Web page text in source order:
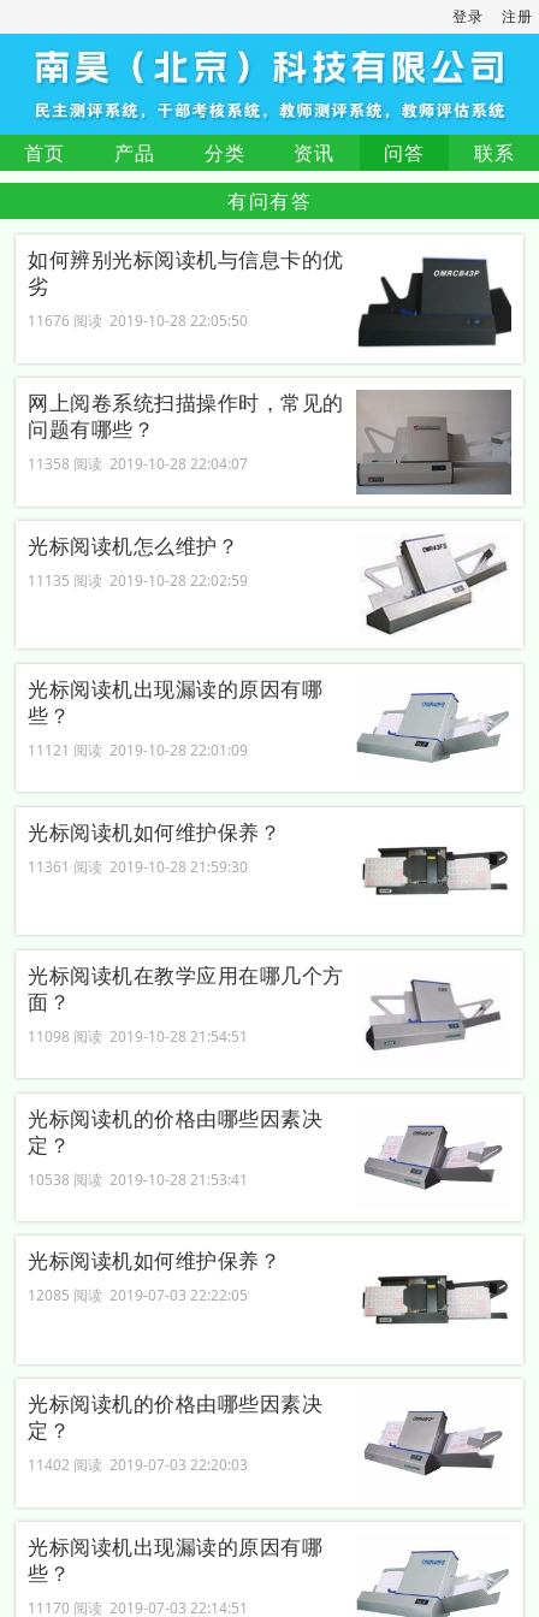
登录 注册
首页 产品 分类 资讯 问答
联系
有问有答
如何辨别光标阅读机与信息卡的优
劣
11676 阅读 2019-10-28 22:05:50
网上阅卷系统扫描操作时，常见的
问题有哪些？
11358 阅读 2019-10-28 22:04:07
光标阅读机怎么维护？
11135 阅读 2019-10-28 22:02:59
光标阅读机出现漏读的原因有哪
些？
11121 阅读 2019-10-28 22:01:09
光标阅读机如何维护保养？
11361 阅读 2019-10-28 21:59:30
光标阅读机在教学应用在哪几个方
面？
11098 阅读 2019-10-28 21:54:51
光标阅读机的价格由哪些因素决
定？
10538 阅读 2019-10-28 21:53:41
光标阅读机如何维护保养？
12085 阅读 2019-07-03 22:22:05
光标阅读机的价格由哪些因素决
定？
11402 阅读 2019-07-03 22:20:03
光标阅读机出现漏读的原因有哪
些？
11170 阅读 2019-07-03 22:14:51